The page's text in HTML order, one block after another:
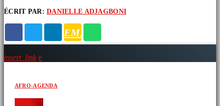
ÉCRIT PAR:DANIELLE ADJAGBONI
EMAIL
insert_link
AFRO-AGENDA
‘ » » ̂ !